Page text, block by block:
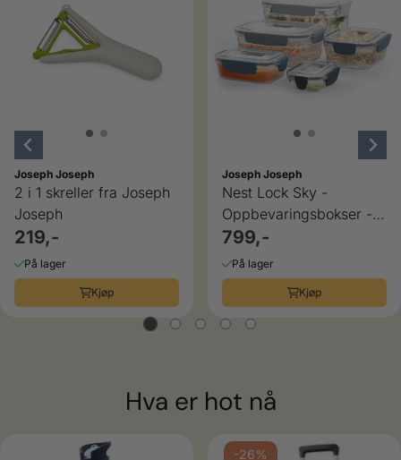
Joseph Joseph
2 i 1 skreller fra Joseph
Joseph
219,-
På lager
Kjøp
Joseph Joseph
Nest Lock Sky -
Oppbevaringsbokser - 5
deler
799,-
På lager
Kjøp
Hva er hot nå
-26%